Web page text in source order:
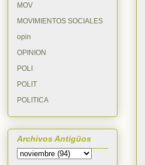
MOV
MOVIMIENTOS SOCIALES
opin
OPINION
POLI
POLIT
POLITICA
Archivos Antigüos